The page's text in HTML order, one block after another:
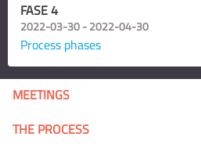
FASE 4
2022-03-30 - 2022-04-30
Process phases
MEETINGS
THE PROCESS